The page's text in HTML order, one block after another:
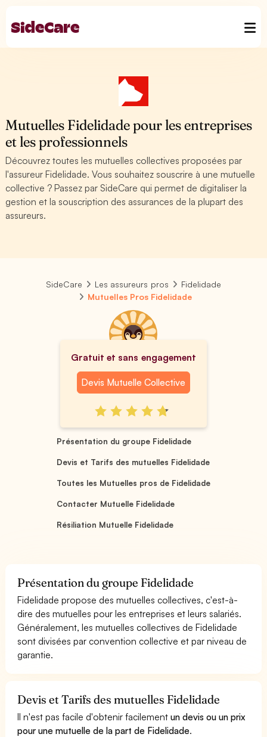
Mutuelles Fidelidade pour les entreprises
et les professionnels
Découvrez toutes les mutuelles collectives proposées par
l'assureur Fidelidade. Vous souhaitez souscrire à une mutuelle
collective ? Passez par SideCare qui permet de digitaliser la
gestion et la souscription des assurances de la plupart des
assureurs.
SideCare Les assureurs pros
Fidelidade
Mutuelles Pros Fidelidade
Gratuit et sans engagement
Devis Mutuelle Collective
Présentation du groupe Fidelidade
Devis et Tarifs des mutuelles Fidelidade
Toutes les Mutuelles pros de Fidelidade
Contacter Mutuelle Fidelidade
Résiliation Mutuelle Fidelidade
Présentation du groupe Fidelidade
Fidelidade propose des mutuelles collectives, c'est-à-
dire des mutuelles pour les entreprises et leurs salariés.
Généralement, les mutuelles collectives de Fidelidade
sont divisées par convention collective et par niveau de
garantie.
Devis et Tarifs des mutuelles Fidelidade
Il n'est pas facile d'obtenir facilementun devis ou un prix
pour une mutuelle de la part de Fidelidade.